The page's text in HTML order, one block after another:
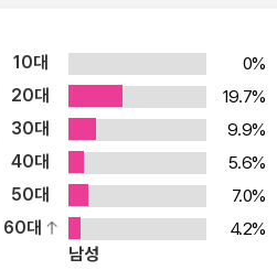
. 제롬은 알리사에 대한 사랑과 추
이라는 인간적
멸
이 넓어 그리로 들어가는 자가 많고,
착하여 찾는 이가 적음이라.” 제롬은
것처럼, 그리고 좁은 길은 그들 둘에
다. 그러나 알리사에게 그 길은 겨우
10대
0%
20대
19.7%
30대
9.9%
40대
5.6%
50대
7.0%
60대
4.2%
남성